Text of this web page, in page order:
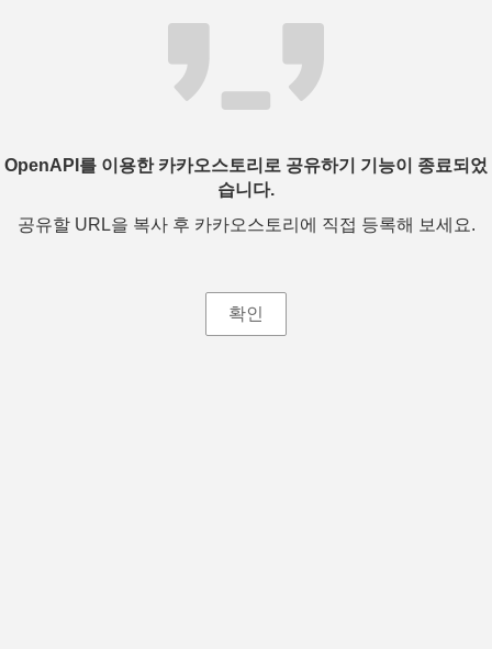
OpenAPI를 이용한 카카오스토리로 공유하기 기능이 종료되었
습니다.
공유할 URL을 복사 후 카카오스토리에 직접 등록해 보세요.
확인